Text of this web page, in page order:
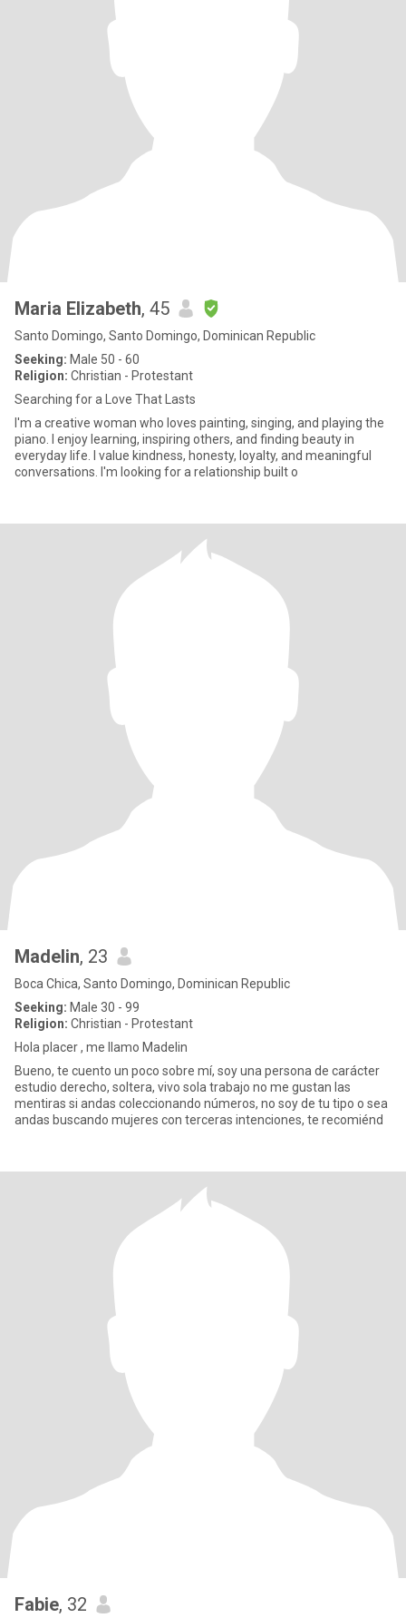
Maria Elizabeth, 45
Santo Domingo, Santo Domingo, Dominican Republic
Seeking: Male 50 - 60
Religion: Christian - Protestant
Searching for a Love That Lasts
I'm a creative woman who loves painting, singing, and playing the
piano. I enjoy learning, inspiring others, and finding beauty in
everyday life. I value kindness, honesty, loyalty, and meaningful
conversations. I'm looking for a relationship built o
Madelin, 23
Boca Chica, Santo Domingo, Dominican Republic
Seeking: Male 30 - 99
Religion: Christian - Protestant
Hola placer , me llamo Madelin
Bueno, te cuento un poco sobre mí, soy una persona de carácter
estudio derecho, soltera, vivo sola trabajo no me gustan las
mentiras si andas coleccionando números, no soy de tu tipo o sea
andas buscando mujeres con terceras intenciones, te recomiénd
Fabie, 32